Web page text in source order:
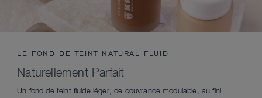
LE FOND DE TEINT NATURAL FLUID
Naturellement Parfait
Un fond de teint fluide léger, de couvrance modulable, au fini